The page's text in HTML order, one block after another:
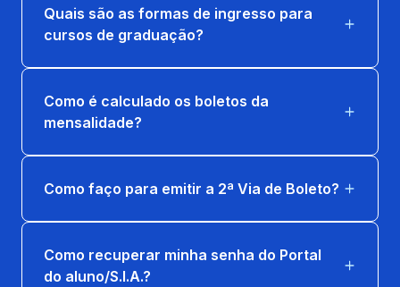
Quais são as formas de ingresso para
cursos de graduação?
Como é calculado os boletos da
mensalidade?
Como faço para emitir a 2ª Via de Boleto?
Como recuperar minha senha do Portal
do aluno/S.I.A.?